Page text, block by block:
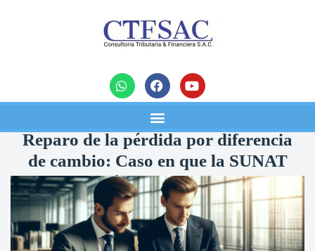
noticias
Reparo de la pérdida por diferencia
de cambio: Caso en que la SUNAT
excedió sus facultades de
fiscalización: Efectos
03/11/2025